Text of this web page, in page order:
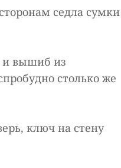
седла сумки
и вышиб из
столько же
ключ на стену